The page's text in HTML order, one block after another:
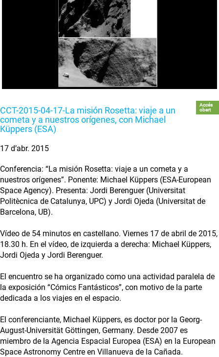
CCT-2015-04-17-La misión Rosetta: viaje a un
cometa y a nuestros orígenes, con Michael
Küppers (ESA)
Accés
obert
17 d’abr. 2015
Conferencia: “La misión Rosetta: viaje a un cometa y a
nuestros orígenes”. Ponente: Michael Küppers (ESA-European
Space Agency). Presenta: Jordi Berenguer (Universitat
Politècnica de Catalunya, UPC) y Jordi Ojeda (Universitat de
Barcelona, UB).
Vídeo de 54 minutos en castellano. Viernes 17 de abril de 2015,
18.30 h. En el vídeo, de izquierda a derecha: Michael Küppers,
Jordi Ojeda y Jordi Berenguer.
El encuentro se ha organizado como una actividad paralela de
la exposición “Cómics Fantásticos”, con motivo de la parte
dedicada a los viajes en el espacio.
El conferenciante, Michael Küppers, es doctor por la Georg-
August-Universität Göttingen, Germany. Desde 2007 es
miembro de la Agencia Espacial Europea (ESA) en la European
Space Astronomy Centre en Villanueva de la Cañada.